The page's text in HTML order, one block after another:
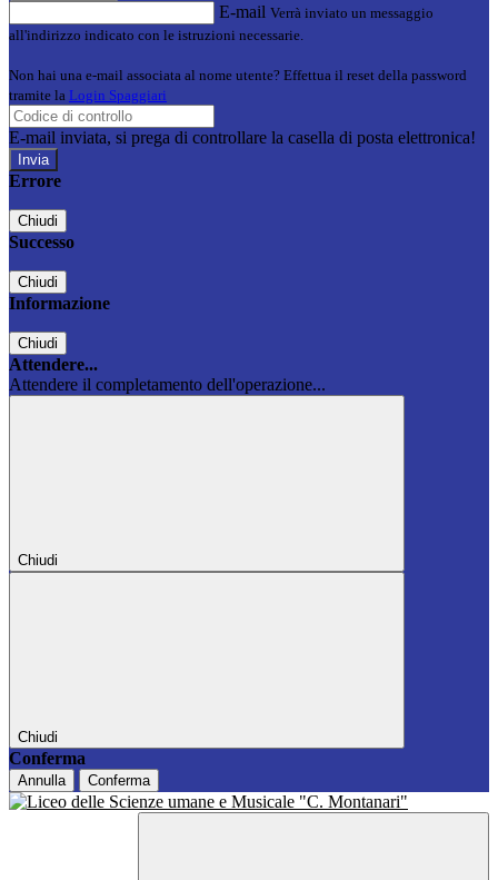
E-mail Verrà inviato un messaggio
all'indirizzo indicato con le istruzioni necessarie.
Non hai una e-mail associata al nome utente? Effettua il reset della password
tramite la Login Spaggiari
E-mail inviata, si prega di controllare la casella di posta elettronica!
Errore
Chiudi
Successo
Chiudi
Informazione
Chiudi
Attendere...
Attendere il completamento dell'operazione...
Chiudi
Chiudi
Conferma
Annulla Conferma